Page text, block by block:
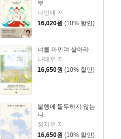
부
나민애 저
16,020원 (10% 할인)
너를 아끼며 살아라
나태주 저
16,650원 (10% 할인)
불행에 몰두하지 않는
다
정지우 저
16,650원 (10% 할인)